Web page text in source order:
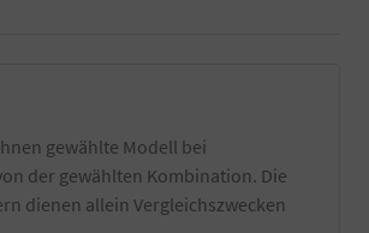
gewählte Modell bei
der gewählten Kombination. Die
dienen allein Vergleichszwecken